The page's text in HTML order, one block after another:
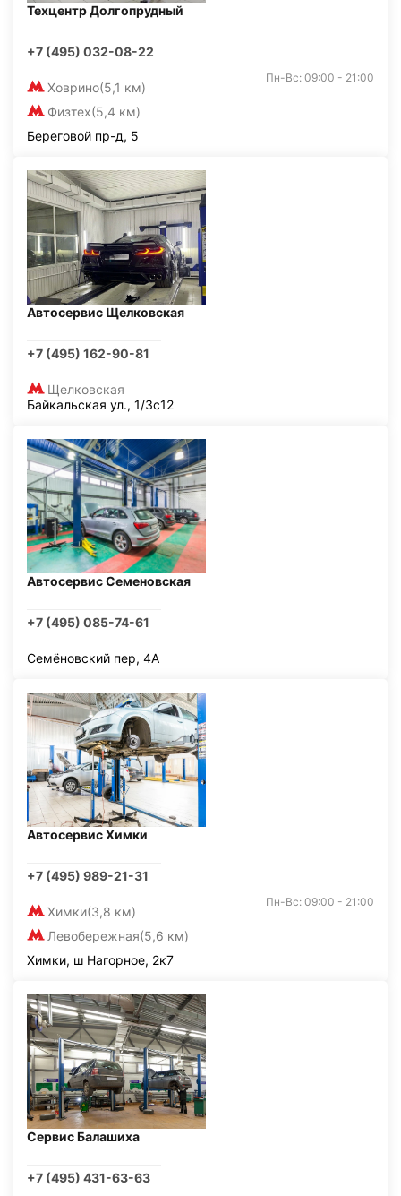
Техцентр Долгопрудный
+7 (495) 032-08-22
Ховрино(5,1 км)
Физтех(5,4 км)
Пн-Вс: 09:00 - 21:00
Береговой пр-д, 5
Автосервис Щелковская
+7 (495) 162-90-81
Щелковская
Байкальская ул., 1/3с12
Автосервис Семеновская
+7 (495) 085-74-61
Семёновский пер, 4А
Автосервис Химки
+7 (495) 989-21-31
Химки(3,8 км)
Левобережная(5,6 км)
Пн-Вс: 09:00 - 21:00
Химки, ш Нагорное, 2к7
Сервис Балашиха
+7 (495) 431-63-63